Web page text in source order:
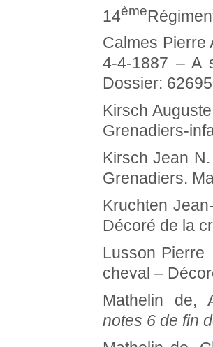
14ème
Calmes
4-4-1887 – A
Dossier:
Kirsch
Grenadiers-
Kirsch
Grenadiers.
Kruchten
Décoré de la
Lusson
cheval –
Mathelin
notes 6 de fin